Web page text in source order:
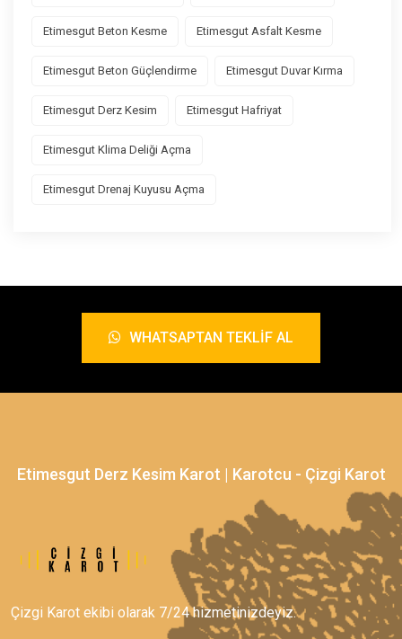
Etimesgut Beton Kesme Etimesgut Asfalt Kesme
Etimesgut Beton Güçlendirme Etimesgut Duvar Kırma
Etimesgut Derz Kesim Etimesgut Hafriyat
Etimesgut Klima Deliği Açma
Etimesgut Drenaj Kuyusu Açma
WHATSAPTAN TEKLIF AL
Etimesgut Derz Kesim Karot | Karotcu - Çizgi Karot
Çizgi Karot ekibi olarak 7/24 hizmetinizdeyiz.